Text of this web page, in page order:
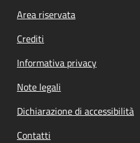
Footer menu
Area riservata
Crediti
Informativa privacy
Note legali
Dichiarazione di accessibilità
Contatti